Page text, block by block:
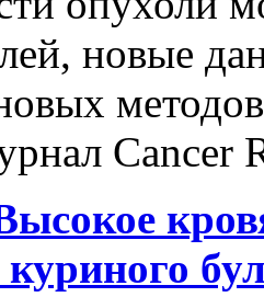
новые
Cancer